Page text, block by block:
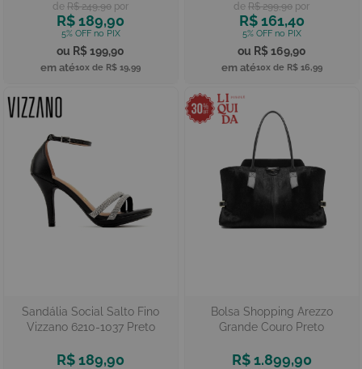
R$ 189,90
R$ 249,90
R$ 199,90
10x de R$ 19,99
R$ 161,40
R$ 299,90
R$ 169,90
10x de R$ 16,99
Sandália Social Salto Fino
Vizzano 6210-1037 Preto
R$ 189,90
Bolsa Shopping Arezzo
Grande Couro Preto
R$ 1.899,90